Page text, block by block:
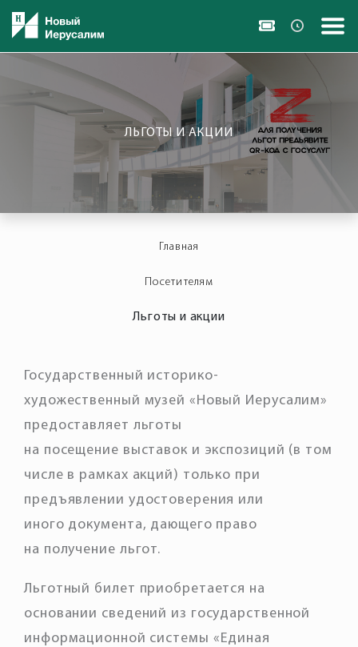
ЛЬГОТЫ И АКЦИИ
Главная
Посетителям
Льготы и акции
Государственный историко-
художественный музей «Новый Иерусалим»
предоставляет льготы
на посещение выставок и экспозиций (в том
числе в рамках акций) только при
предъявлении удостоверения или
иного документа, дающего право
на получение льгот.
Льготный билет приобретается на
основании сведений из государственной
информационной системы «Единая